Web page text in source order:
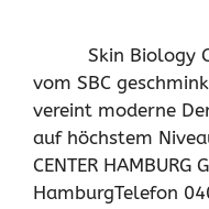
Skin Biology
vom SBC
vereint moderne
auf höchstem
CENTER
HamburgTelefon